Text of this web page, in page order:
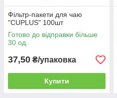
Фільтр-пакети для чаю
"СUPLUS" 100шт
Готово до відправки більше
30 од.
37,50 ₴/упаковка
Купити